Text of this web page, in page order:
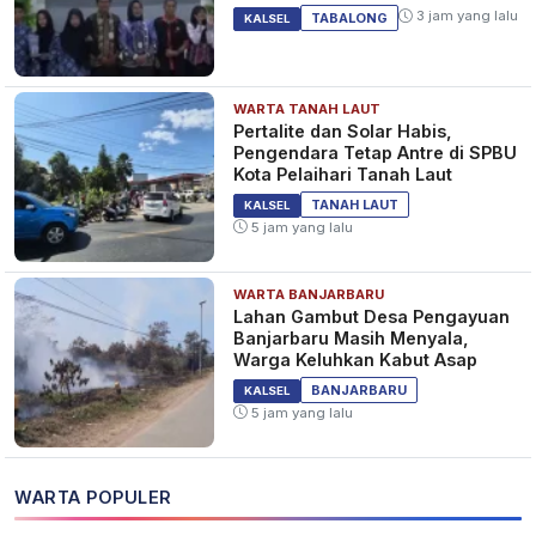
KALSEL TABALONG 3 jam yang lalu
WARTA TANAH LAUT
​Pertalite dan Solar Habis,
Pengendara Tetap Antre di SPBU
Kota Pelaihari Tanah Laut
KALSEL
TANAH LAUT
5 jam yang lalu
WARTA BANJARBARU
Lahan Gambut Desa Pengayuan
Banjarbaru Masih Menyala,
Warga Keluhkan Kabut Asap
KALSEL
BANJARBARU
5 jam yang lalu
WARTA POPULER